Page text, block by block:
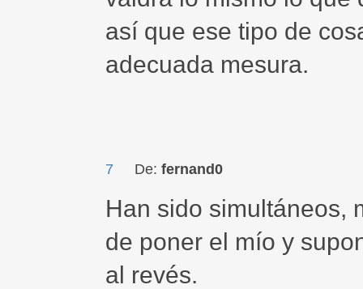
así que ese tipo de
adecuada mesura.
7 De: fernand0
Han sido simultáneos,
de poner el mío y
al revés.